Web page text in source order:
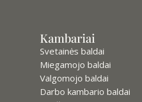
Kambariai
Svetainės baldai
Miegamojo baldai
Valgomojo baldai
Darbo kambario baldai